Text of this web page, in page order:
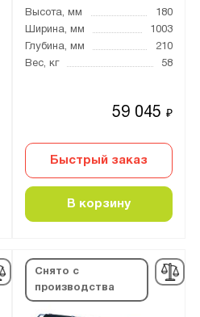
Высота, мм
180
Ширина, мм
1003
Глубина, мм
210
Вес, кг
58
59 045₽
Быстрый заказ
В корзину
Снято с
производства